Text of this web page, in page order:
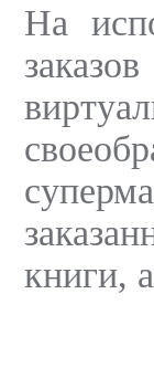
На
книги,